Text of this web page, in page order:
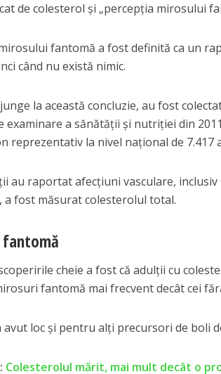
de colesterol și „percepția mirosului
fantomă a fost definită ca un
când nu există nimic.
la această concluzie, au fost
examinare a sănătății și nutriției din
reprezentativ la nivel național de 7.417
au raportat afecțiuni vasculare, inclusiv
a fost măsurat colesterolul total.
cheie a fost că adulții cu
fantomă mai frecvent decât cei
avut loc și pentru alți precursori de boli
Colesterolul mărit, mai mult decât o